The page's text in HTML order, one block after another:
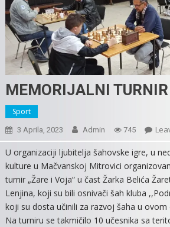
MEMORIJALNI TURNIR
Sport
3 Aprila, 2023 Admin 745
U organizaciji ljubitelja šahovske igre, u
kulture u Mačvanskoj Mitrovici
turnir „Žare i Voja“ u čast Žarka Belića
Lenjina, koji su bili osnivači šah kluba
koji su dosta učinili za razvoj šaha u ovom
Na turniru se takmičilo 10 učesnika sa